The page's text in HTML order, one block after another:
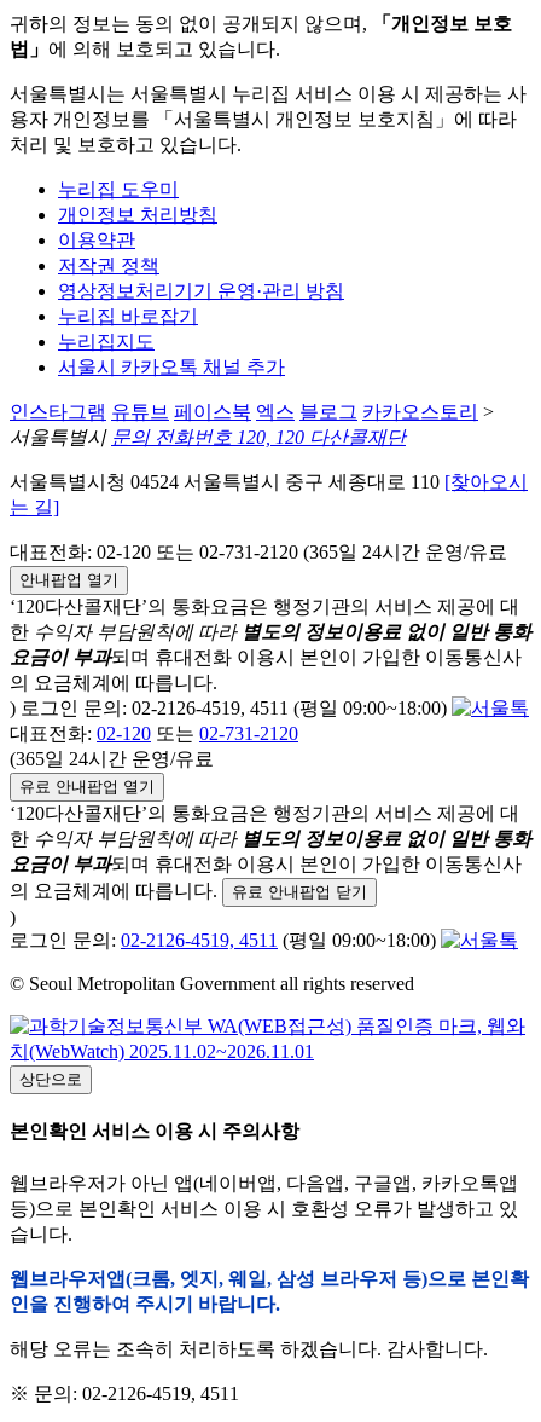
귀하의 정보는 동의 없이 공개되지 않으며,
「개인정보 보호
법」 에 의해 보호되고 있습니다.
서울특별시는 서울특별시 누리집 서비스 이용 시 제공하는 사
용자 개인정보를 「서울특별시 개인정보 보호지침」에 따라
처리 및 보호하고 있습니다.
누리집 도우미
개인정보 처리방침
이용약관
저작권 정책
영상정보처리기기 운영·관리 방침
누리집 바로잡기
누리집지도
서울시 카카오톡 채널 추가
인스타그램 유튜브 페이스북 엑스 블로그 카카오스토리 >
서울특별시 문의 전화번호 120, 120 다산콜재단
서울특별시청 04524 서울특별시 중구 세종대로 110 [찾아오시
는 길]
대표전화: 02-120 또는 02-731-2120 (365일 24시간 운영/유료
안내팝업 열기
‘120다산콜재단’의 통화요금은 행정기관의 서비스 제공에 대
한 수익자 부담원칙에 따라 별도의 정보이용료 없이 일반 통화
요금이 부과되며 휴대전화 이용시 본인이 가입한 이동통신사
의 요금체계에 따릅니다.
) 로그인 문의: 02-2126-4519, 4511 (평일 09:00~18:00)
대표전화: 02-120 또는 02-731-2120
(365일 24시간 운영/유료
유료 안내팝업 열기
‘120다산콜재단’의 통화요금은 행정기관의 서비스 제공에 대
한 수익자 부담원칙에 따라 별도의 정보이용료 없이 일반 통화
요금이 부과되며 휴대전화 이용시 본인이 가입한 이동통신사
의 요금체계에 따릅니다.
유료 안내팝업 닫기
)
로그인 문의: 02-2126-4519, 4511 (평일 09:00~18:00)
© Seoul Metropolitan Government all rights reserved
상단으로
본인확인 서비스 이용 시 주의사항
웹브라우저가 아닌 앱(네이버앱, 다음앱, 구글앱, 카카오톡앱
등)으로 본인확인 서비스 이용 시 호환성 오류가 발생하고 있
습니다.
웹브라우저앱(크롬, 엣지, 웨일, 삼성 브라우저 등)으로 본인확
인을 진행하여 주시기 바랍니다.
해당 오류는 조속히 처리하도록 하겠습니다. 감사합니다.
※ 문의: 02-2126-4519, 4511